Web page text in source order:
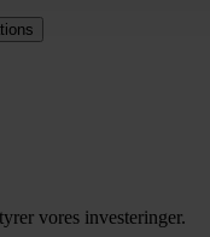
vores investeringer.